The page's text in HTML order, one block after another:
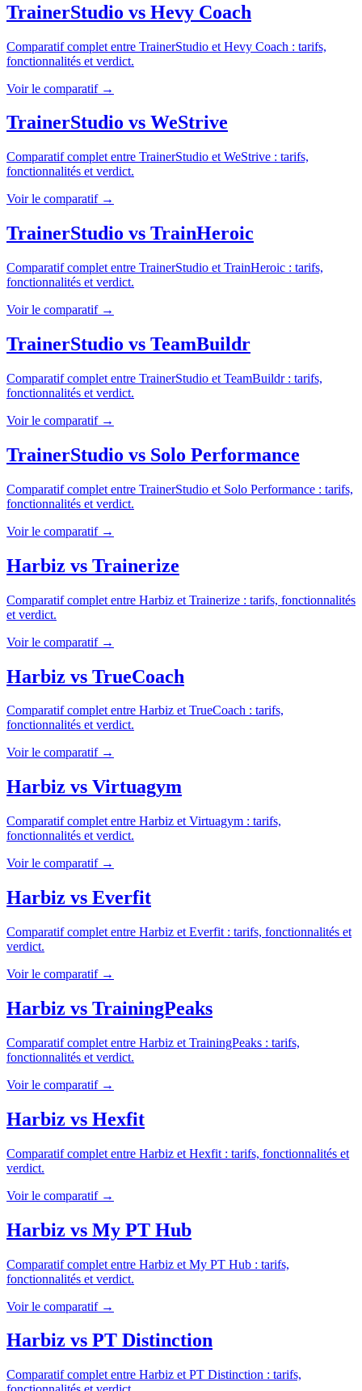
TrainerStudio vs Hevy Coach
Comparatif complet entre TrainerStudio et Hevy Coach : tarifs,
fonctionnalités et verdict.
Voir le comparatif →
TrainerStudio vs WeStrive
Comparatif complet entre TrainerStudio et WeStrive : tarifs,
fonctionnalités et verdict.
Voir le comparatif →
TrainerStudio vs TrainHeroic
Comparatif complet entre TrainerStudio et TrainHeroic : tarifs,
fonctionnalités et verdict.
Voir le comparatif →
TrainerStudio vs TeamBuildr
Comparatif complet entre TrainerStudio et TeamBuildr: tarifs,
fonctionnalités et verdict.
Voir le comparatif →
TrainerStudio vs Solo Performance
Comparatif complet entre TrainerStudio et Solo Performance : tarifs,
fonctionnalités et verdict.
Voir le comparatif →
Harbiz vs Trainerize
Comparatif complet entre Harbiz et Trainerize : tarifs, fonctionnalités
et verdict.
Voir le comparatif →
Harbiz vs TrueCoach
Comparatif complet entre Harbiz etTrueCoach : tarifs,
fonctionnalités et verdict.
Voir le comparatif →
Harbiz vs Virtuagym
Comparatif complet entre Harbiz et Virtuagym : tarifs,
fonctionnalités et verdict.
Voir le comparatif →
Harbiz vs Everfit
Comparatif complet entre Harbiz et Everfit : tarifs, fonctionnalités et
verdict.
Voir le comparatif →
Harbiz vs TrainingPeaks
Comparatif complet entre Harbiz et TrainingPeaks : tarifs,
fonctionnalités et verdict.
Voir le comparatif →
Harbiz vs Hexfit
Comparatif complet entre Harbiz et Hexfit : tarifs, fonctionnalités et
verdict.
Voir le comparatif →
Harbiz vs My PT Hub
Comparatif complet entre Harbiz et My PT Hub : tarifs,
fonctionnalités et verdict.
Voir le comparatif →
Harbiz vs PT Distinction
Comparatif complet entre Harbiz et PT Distinction : tarifs,